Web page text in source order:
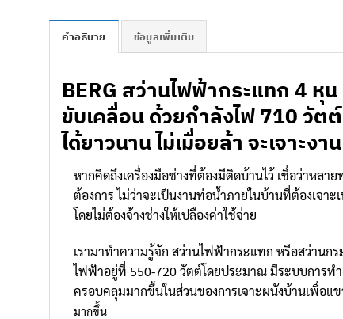
คำอธิบาย ข้อมูลเพิ่มเติม
BERG สว่านไฟฟ้ากระแทก 4 หุน
ขับเคลื่อน ด้วยกำลังไฟ 710 วัต
ได้ยาวนาน ไม่เมื่อยล้า จะเจาะงา
หากคิดถึงเครื่องมือช่างที่ต้องมีติดบ้านไว้ เชื่อว่าหลา
ต้องการ ไม่ว่าจะเป็นงานท่อน้ำภายในบ้านที่ต้องเจา
โดยไม่ต้องจ้างช่างให้เปลืองค่าใช้จ่าย
เรามาทำความรู้จัก สว่านไฟฟ้ากระแทก หรือสว่าน
ไฟฟ้าอยู่ที่ 550-720 วัตต์โดยประมาณ มีระบบการทำ
ครอบคลุมมากขึ้นในส่วนของการเจาะผนังบ้านเพื่อแ
มากขึ้น